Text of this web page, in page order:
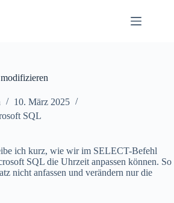
10. März 2025
SQL
ich kurz, wie wir im SELECT-Befehl
SQL die Uhrzeit anpassen können. So
nicht anfassen und verändern nur die